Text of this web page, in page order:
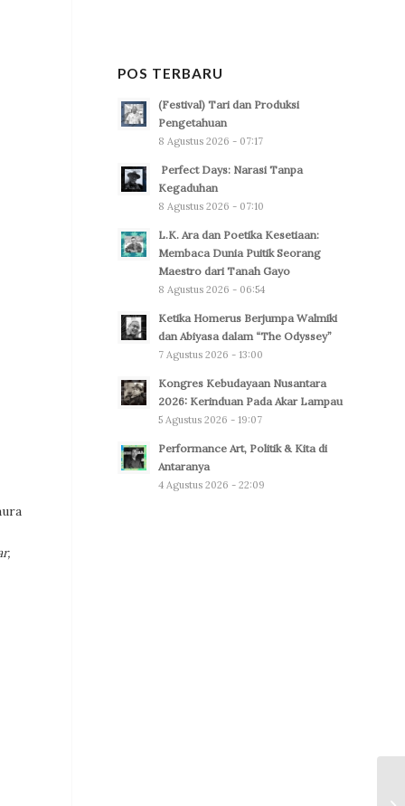
POS TERBARU
(Festival) Tari dan Produksi
Pengetahuan
8 Agustus 2026 - 07:17
Perfect Days: Narasi Tanpa
Kegaduhan
8 Agustus 2026 - 07:10
L.K. Ara dan Poetika Kesetiaan:
Membaca Dunia Puitik Seorang
Maestro dari Tanah Gayo
8 Agustus 2026 - 06:54
Ketika Homerus Berjumpa Walmiki
dan Abiyasa dalam “The Odyssey”
7 Agustus 2026 - 13:00
Kongres Kebudayaan Nusantara
2026: Kerinduan Pada Akar Lampau
5 Agustus 2026 - 19:07
Performance Art, Politik & Kita di
Antaranya
4 Agustus 2026 - 22:09